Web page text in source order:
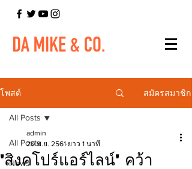
โพสต์ สมัครสมาชิก
All Posts
News
All Posts
'สิงคโปร์แอร์ไลน์' คว้า
admin
20 พ.ย. 2561 ยาว 1 นาที